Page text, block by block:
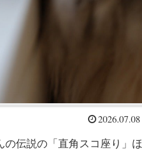
2026.07.08
伝説の「直角スコ座り」ほ